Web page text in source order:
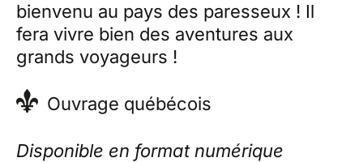
bienvenu au pays des paresseux ! Il
fera vivre bien des aventures aux
grands voyageurs !
Ouvrage québécois
Disponible en format numérique